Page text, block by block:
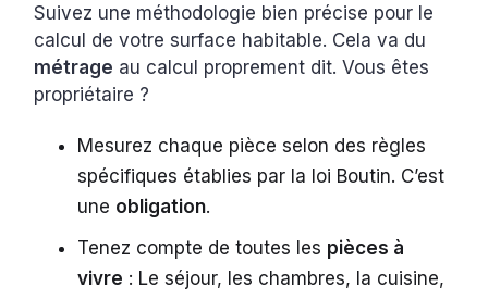
Suivez une méthodologie bien précise pour le
calcul de votre surface habitable. Cela va du
métrage au calcul proprement dit. Vous êtes
propriétaire ?
Mesurez chaque pièce selon des règles
spécifiques établies par la loi Boutin. C’est
une obligation.
Tenez compte de toutes les pièces à
vivre : Le séjour, les chambres, la cuisine,